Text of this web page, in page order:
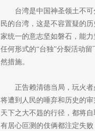
台湾是中国神圣领土不
民的台湾，这是不容置疑的
家统一的意志坚如磐石，能
任何形式的“台独”分裂活动
然措施。
正告赖清德当局，玩火
将遭到人民的唾弃和历史的
天下之大不韪的行径，都将
有居心叵测的伎俩都注定失败